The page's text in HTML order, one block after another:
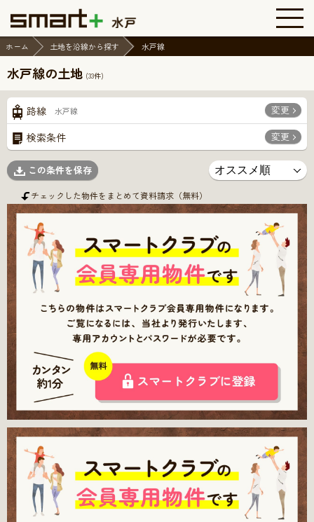
ホーム 土地を沿線から探す 水戸線
水戸線の土地 (33件)
路線 水戸線 変更
検索条件 変更
この条件を保存
チェックした物件をまとめて資料請求（無料）